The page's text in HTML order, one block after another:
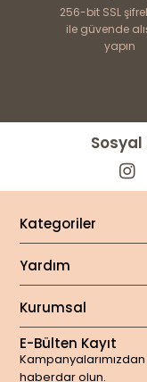
256-bit SSL
ile güvende
yapın
Sosyal
Kategoriler
Yardım
Kurumsal
E-Bülten Kayıt
haberdar olun.